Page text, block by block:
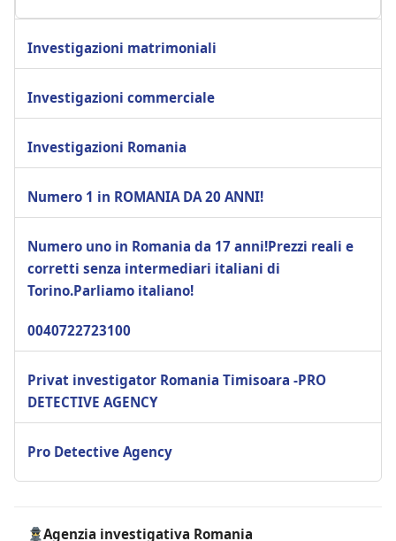
Investigazioni matrimoniali
Investigazioni commerciale
Investigazioni Romania
Numero 1 in ROMANIA DA 20 ANNI!
Numero uno in Romania da 17 anni!Prezzi reali e
corretti senza intermediari italiani di
Torino.Parliamo italiano!
0040722723100
Privat investigator Romania Timisoara -PRO
DETECTIVE AGENCY
Pro Detective Agency
Agenzia investigativa Romania